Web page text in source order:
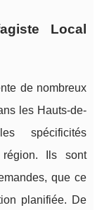
Local
de nombreux
les Hauts-de-
spécificités
Ils sont
que ce
planifiée. De